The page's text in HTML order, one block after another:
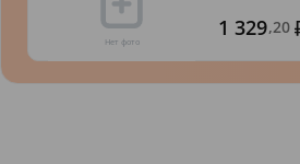
1 329,20